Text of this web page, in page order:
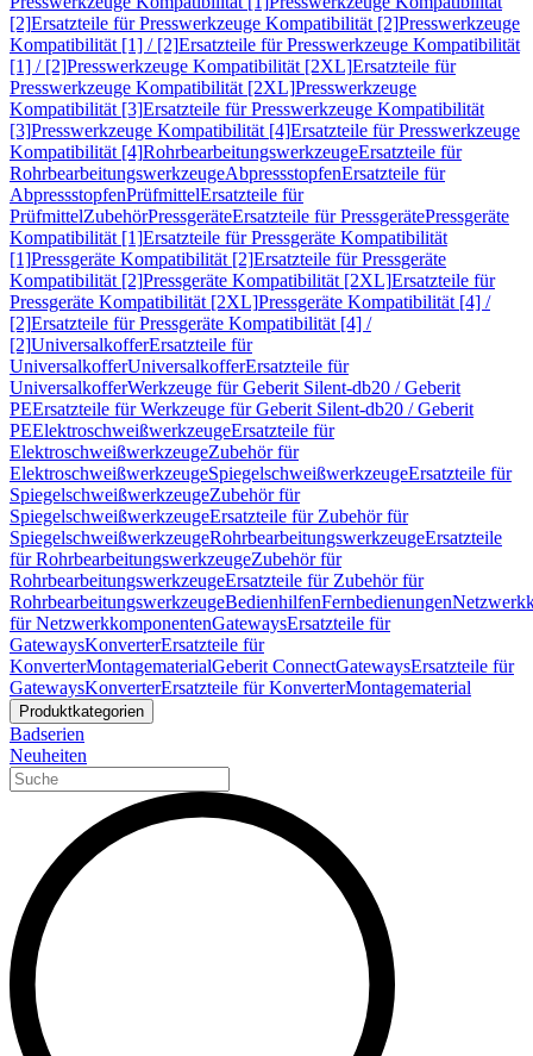
[2]Ersatzteile für Presswerkzeuge Kompatibilität [2]Presswerkzeuge
Kompatibilität [1] / [2]Ersatzteile für Presswerkzeuge Kompatibilität
[1] / [2]Presswerkzeuge Kompatibilität [2XL]Ersatzteile für
Presswerkzeuge Kompatibilität [2XL]Presswerkzeuge
Kompatibilität [3]Ersatzteile für Presswerkzeuge Kompatibilität
[3]Presswerkzeuge Kompatibilität [4]Ersatzteile für Presswerkzeuge
Kompatibilität [4]RohrbearbeitungswerkzeugeErsatzteile für
RohrbearbeitungswerkzeugeAbpressstopfenErsatzteile für
AbpressstopfenPrüfmittelErsatzteile für
PrüfmittelZubehörPressgeräteErsatzteile für PressgerätePressgeräte
Kompatibilität [1]Ersatzteile für Pressgeräte Kompatibilität
[1]Pressgeräte Kompatibilität [2]Ersatzteile für Pressgeräte
Kompatibilität [2]Pressgeräte Kompatibilität [2XL]Ersatzteile für
Pressgeräte Kompatibilität [2XL]Pressgeräte Kompatibilität [4] /
[2]Ersatzteile für Pressgeräte Kompatibilität [4] /
[2]UniversalkofferErsatzteile für
UniversalkofferUniversalkofferErsatzteile für
UniversalkofferWerkzeuge für Geberit Silent-db20 / Geberit
PEErsatzteile für Werkzeuge für Geberit Silent-db20 / Geberit
PEElektroschweißwerkzeugeErsatzteile für
ElektroschweißwerkzeugeZubehör für
ElektroschweißwerkzeugeSpiegelschweißwerkzeugeErsatzteile für
SpiegelschweißwerkzeugeZubehör für
SpiegelschweißwerkzeugeErsatzteile für Zubehör für
SpiegelschweißwerkzeugeRohrbearbeitungswerkzeugeErsatzteile
für RohrbearbeitungswerkzeugeZubehör für
RohrbearbeitungswerkzeugeErsatzteile für Zubehör für
RohrbearbeitungswerkzeugeBedienhilfenFernbedienungen
für NetzwerkkomponentenGatewaysErsatzteile für
GatewaysKonverterErsatzteile für
KonverterMontagematerialGeberit ConnectGatewaysErsatzteile für
GatewaysKonverterErsatzteile für KonverterMontagematerial
Produktkategorien
Badserien
Neuheiten